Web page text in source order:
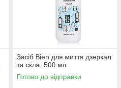
Засіб Bien для миття дзеркал
та скла, 500 мл
Готово до відправки